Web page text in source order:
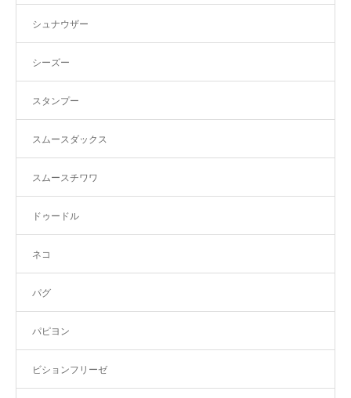
シュナウザー
シーズー
スタンプー
スムースダックス
スムースチワワ
ドゥードル
ネコ
パグ
パピヨン
ビションフリーゼ